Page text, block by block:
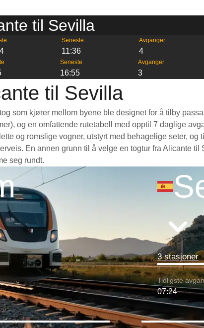
til Sevilla
Seneste
11:36
Avganger
4
Seneste
16:55
Avganger
3
til Sevilla
som kjører mellom byene ble designet for å tilby
og en omfattende rutetabell med opptil 7 daglige
og romslige vogner, utstyrt med behagelige seter, og
En annen grunn til å velge en togtur fra Alicante til
seg rundt.
3 stasjoner
Tidligste
07:24